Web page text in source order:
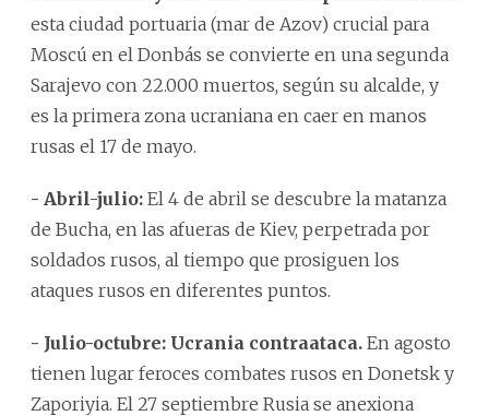
esta ciudad portuaria (mar de Azov) crucial para
Moscú en el Donbás se convierte en una segunda
Sarajevo con 22.000 muertos, según su alcalde, y
es la primera zona ucraniana en caer en manos
rusas el 17 de mayo.
- Abril-julio: El 4 de abril se descubre la matanza
de Bucha, en las afueras de Kiev, perpetrada por
soldados rusos, al tiempo que prosiguen los
ataques rusos en diferentes puntos.
- Julio-octubre: Ucrania contraataca. En agosto
tienen lugar feroces combates rusos en Donetsk y
Zaporiyia. El 27 septiembre Rusia se anexiona